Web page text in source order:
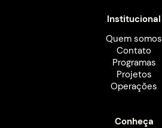
Institucional
Quem somos
Contato
Programas
Projetos
Operações
Conheça